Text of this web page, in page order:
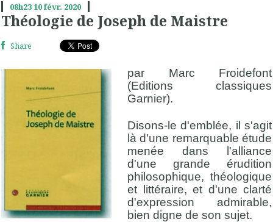
08h2310févr. 2020
Théologie de Joseph de Maistre
Share
par Marc Froidefont
(Editions classiques
Garnier).
Disons-le d'emblée, il s'agit
là d'une remarquable étude
menée dans l'alliance
d'une grande érudition
philosophique, théologique
et littéraire, et d'une clarté
d'expression admirable,
bien digne de son sujet.